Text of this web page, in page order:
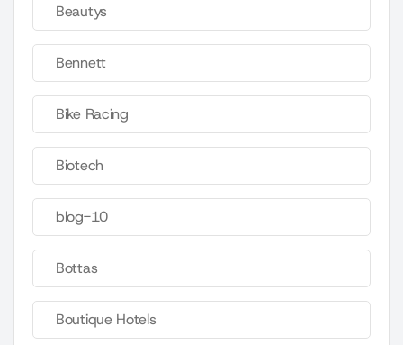
Beautys
Bennett
Bike Racing
Biotech
blog-10
Bottas
Boutique Hotels